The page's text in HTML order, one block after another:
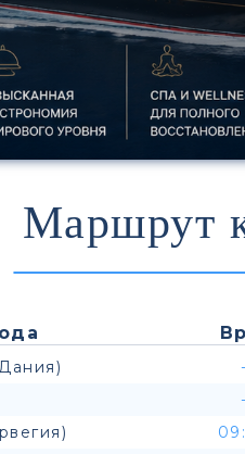
Маршрут
-
-